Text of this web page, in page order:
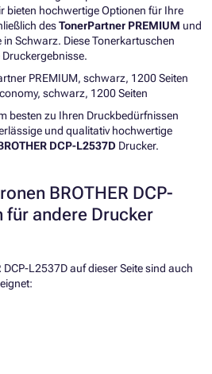
bieten hochwertige Optionen für Ihre
desTonerPartner PREMIUM und
in Schwarz. Diese Tonerkartuschen
PREMIUM, schwarz, 1200 Seiten
schwarz, 1200 Seiten
besten zu Ihren Druckbedürfnissen
und qualitativ hochwertige
DCP-L2537D Drucker.
BROTHER DCP-
für andere Drucker
L2537D auf dieser Seite sind auch